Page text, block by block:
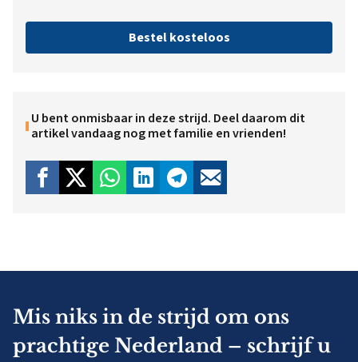
Bestel kosteloos
U bent onmisbaar in deze strijd. Deel daarom dit
artikel vandaag nog met familie en vrienden!
Mis niks in de strijd om ons
prachtige Nederland – schrijf u